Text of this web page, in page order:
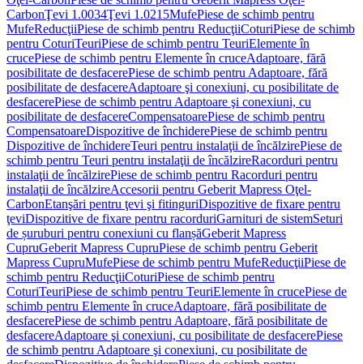
CarbonŢevi 1.0034Ţevi 1.0215MufePiese de schimb pentru
MufeReducţiiPiese de schimb pentru ReducţiiCoturiPiese de schimb
pentru CoturiTeuriPiese de schimb pentru TeuriElemente în
crucePiese de schimb pentru Elemente în cruceAdaptoare, fără
posibilitate de desfacerePiese de schimb pentru Adaptoare, fără
posibilitate de desfacereAdaptoare şi conexiuni, cu posibilitate de
desfacerePiese de schimb pentru Adaptoare şi conexiuni, cu
posibilitate de desfacereCompensatoarePiese de schimb pentru
CompensatoareDispozitive de închiderePiese de schimb pentru
Dispozitive de închidereTeuri pentru instalaţii de încălzirePiese de
schimb pentru Teuri pentru instalaţii de încălzireRacorduri pentru
instalaţii de încălzirePiese de schimb pentru Racorduri pentru
instalaţii de încălzireAccesorii pentru Geberit Mapress Oţel-
CarbonEtanşări pentru ţevi şi fitinguriDispozitive de fixare pentru
ţeviDispozitive de fixare pentru racorduriGarnituri de sistemSeturi
de șuruburi pentru conexiuni cu flanșăGeberit Mapress
CupruGeberit Mapress CupruPiese de schimb pentru Geberit
Mapress CupruMufePiese de schimb pentru MufeReducţiiPiese de
schimb pentru ReducţiiCoturiPiese de schimb pentru
CoturiTeuriPiese de schimb pentru TeuriElemente în crucePiese de
schimb pentru Elemente în cruceAdaptoare, fără posibilitate de
desfacerePiese de schimb pentru Adaptoare, fără posibilitate de
desfacereAdaptoare şi conexiuni, cu posibilitate de desfacerePiese
de schimb pentru Adaptoare şi conexiuni, cu posibilitate de